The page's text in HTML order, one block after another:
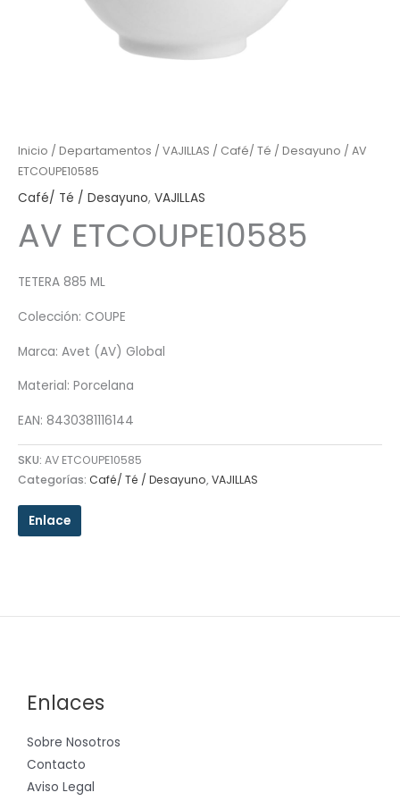
Inicio / Departamentos / VAJILLAS / Café/ Té / Desayuno / AV
ETCOUPE10585
Café/ Té / Desayuno, VAJILLAS
AV ETCOUPE10585
TETERA 885 ML
Colección: COUPE
Marca: Avet (AV) Global
Material: Porcelana
EAN: 8430381116144
SKU: AV ETCOUPE10585
Categorías: Café/ Té / Desayuno,VAJILLAS
Enlace
Enlaces
Sobre Nosotros
Contacto
Aviso Legal